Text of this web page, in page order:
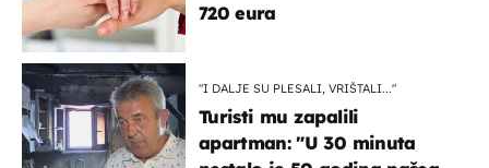
720 eura
"I DALJE SU PLESALI, VRIŠTALI..."
Turisti mu zapalili
apartman: "U 30 minuta